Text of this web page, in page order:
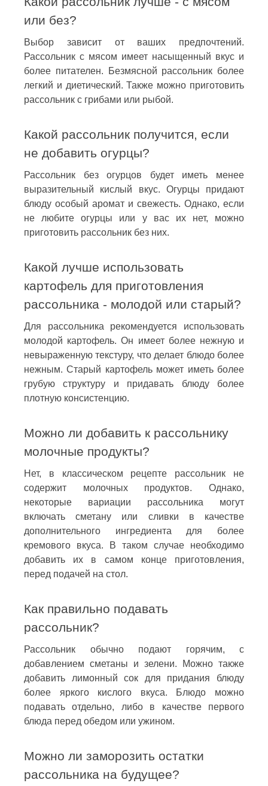
или без?
Выбор зависит от ваших предпочтений.
Рассольник с мясом имеет насыщенный вкус и
более питателен. Безмясной рассольник более
легкий и диетический. Также можно приготовить
рассольник с грибами или рыбой.
Какой рассольник получится, если
не добавить огурцы?
Рассольник без огурцов будет иметь менее
выразительный кислый вкус. Огурцы придают
блюду особый аромат и свежесть. Однако, если
не любите огурцы или у вас их нет, можно
приготовить рассольник без них.
Какой лучше использовать
картофель для приготовления
рассольника - молодой или старый?
Для рассольника рекомендуется использовать
молодой картофель. Он имеет более нежную и
невыраженную текстуру, что делает блюдо более
нежным. Старый картофель может иметь более
грубую структуру и придавать блюду более
плотную консистенцию.
Можно ли добавить к рассольнику
молочные продукты?
Нет, в классическом рецепте рассольник не
содержит молочных продуктов. Однако,
некоторые вариации рассольника могут
включать сметану или сливки в качестве
дополнительного ингредиента для более
кремового вкуса. В таком случае необходимо
добавить их в самом конце приготовления,
перед подачей на стол.
Как правильно подавать
рассольник?
Рассольник обычно подают горячим, с
добавлением сметаны и зелени. Можно также
добавить лимонный сок для придания блюду
более яркого кислого вкуса. Блюдо можно
подавать отдельно, либо в качестве первого
блюда перед обедом или ужином.
Можно ли заморозить остатки
рассольника на будущее?